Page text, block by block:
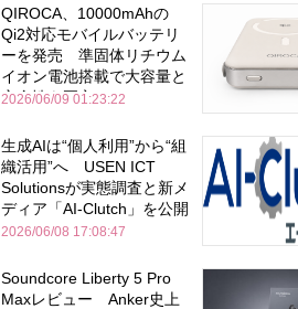
QIROCA、10000mAhの
Qi2対応モバイルバッテリ
ーを発売 準固体リチウム
イオン電池搭載で大容量と
安全性を両立
2026/06/09 01:23:22
生成AIは“個人利用”から“組
織活用”へ USEN ICT
Solutionsが実態調査と新メ
ディア「AI-Clutch」を公開
2026/06/08 17:08:47
Soundcore Liberty 5 Pro
Maxレビュー Anker史上